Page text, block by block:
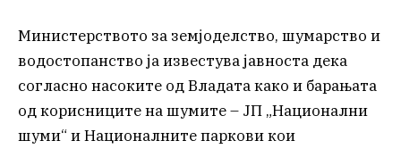
Министерството за земјоделство, шумарство и
водостопанство ја известува јавноста дека
согласно насоките од Владата како и барањата
од корисниците на шумите – ЈП „Национални
шуми“ и Националните паркови кои